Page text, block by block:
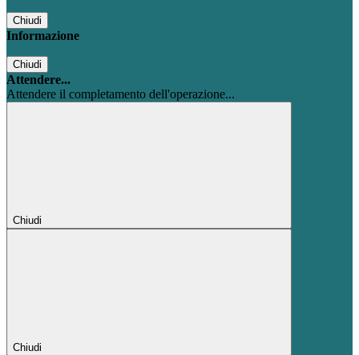
Chiudi
Informazione
Chiudi
Attendere...
Attendere il completamento dell'operazione...
Chiudi
Chiudi